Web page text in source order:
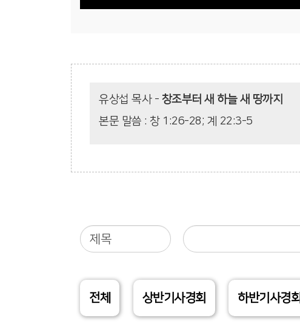
유상섭 목사- 창조부터 새 하늘 새 땅까지
본문 말씀 : 창 1:26-28; 계 22:3-5
전체 상반기사경회 하반기사경회